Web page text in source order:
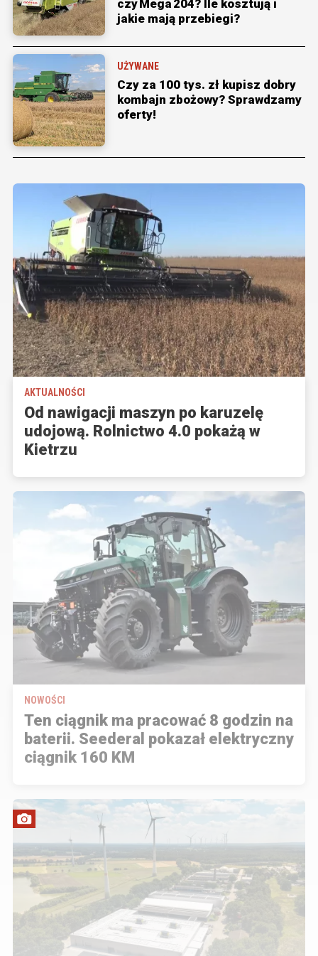
czy Mega 204? Ile kosztują i
jakie mają przebiegi?
UŻYWANE
Czy za 100 tys. zł kupisz dobry
kombajn zbożowy? Sprawdzamy
oferty!
AKTUALNOŚCI
Od nawigacji maszyn po karuzelę
udojową. Rolnictwo 4.0 pokażą w
Kietrzu
NOWOŚCI
Ten ciągnik ma pracować 8 godzin na
baterii. Seederal pokazał elektryczny
ciągnik 160 KM